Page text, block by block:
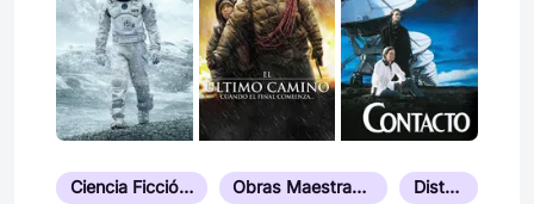
historia de la humanidad: sus logros, sus
errores y sus sueños imposibles. Algunas
inspiran, otras asustan… y unas pocas
hacen las dos cosas al mismo tiempo.
Ciencia Ficción Dura Obras Maestras de Ciencia Ficción de Hollywood Distopía